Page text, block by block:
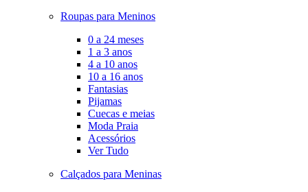
Roupas para Meninos
0 a 24 meses
1 a 3 anos
4 a 10 anos
10 a 16 anos
Fantasias
Pijamas
Cuecas e meias
Moda Praia
Acessórios
Ver Tudo
Calçados para Meninas